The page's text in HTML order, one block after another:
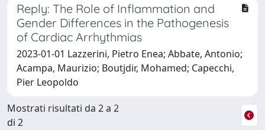
Reply: The Role of Inflammation and
Gender Differences in the Pathogenesis
of Cardiac Arrhythmias
2023-01-01 Lazzerini, Pietro Enea; Abbate, Antonio;
Acampa, Maurizio; Boutjdir, Mohamed; Capecchi,
Pier Leopoldo
Mostrati risultati da 2 a 2
di 2